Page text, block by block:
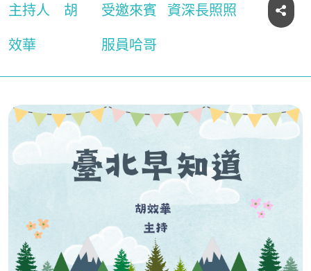
主持人
胡
效華
受邀來賓
資深長照照
服員哈哥